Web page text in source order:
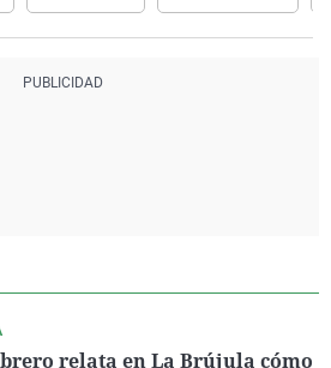
relata en La Brújula cómo